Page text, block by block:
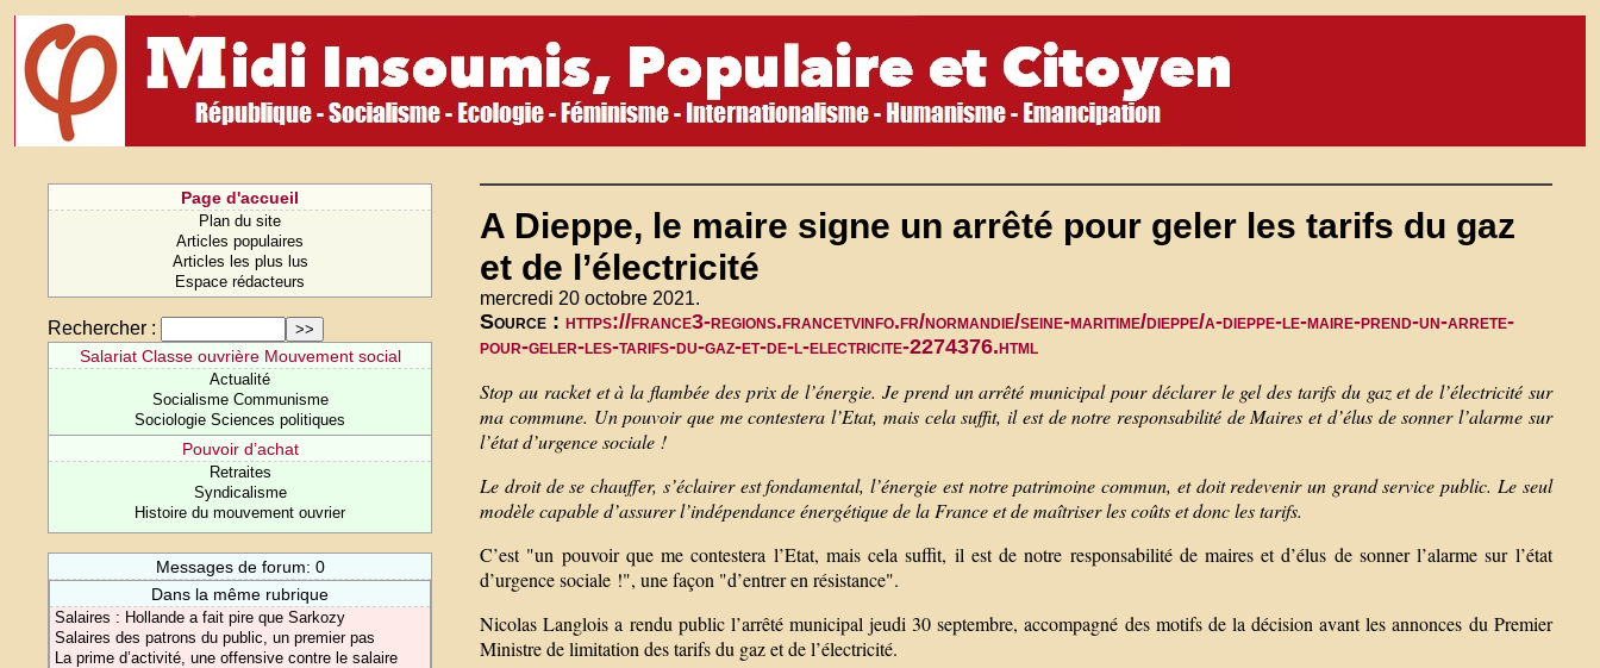
Page d'accueil
Plan du site
Articles populaires
Articles les plus lus
Espace rédacteurs
Rechercher :
Salariat Classe ouvrière Mouvement social
Actualité
Socialisme Communisme
Sociologie Sciences politiques
Pouvoir d’achat
Retraites
Syndicalisme
Histoire du mouvement ouvrier
Messages de forum: 0
Dans la même rubrique
Salaires : Hollande a fait pire que Sarkozy
Salaires des patrons du public, un premier pas
La prime d’activité, une offensive contre le salaire
A Dieppe, le maire signe un arrêté pour geler les tarifs du gaz
et de l’électricité
mercredi 20 octobre 2021.
Source :https://france3-regions.francetvinfo.fr/normandie/seine-maritime/dieppe/a-dieppe-le-maire-prend-un-arrete-
pour-geler-les-tarifs-du-gaz-et-de-l-electricite-2274376.html
Stop au racket et à la flambée des prix de l’énergie. Je prend un arrêté municipal pour déclarer le gel des tarifs du gaz et de l’électricité sur
ma commune. Un pouvoir que me contestera l’Etat, mais cela suffit, il est de notre responsabilité de Maires et d’élus de sonner l’alarme sur
l’état d’urgence sociale !
Le droit de se chauffer, s’éclairer est fondamental, l’énergie est notre patrimoine commun, et doit redevenir un grand service public. Le seul
modèle capable d’assurer l’indépendance énergétique de la France et de maîtriser les coûts et donc les tarifs.
C’est "un pouvoir que me contestera l’Etat, mais cela suffit, il est de notre responsabilité de maires et d’élus de sonner l’alarme sur l’état
d’urgence sociale !", une façon "d’entrer en résistance".
Nicolas Langlois a rendu public l’arrêté municipal jeudi 30 septembre, accompagné des motifs de la décision avant les annonces du Premier
Ministre de limitation des tarifs du gaz et de l’électricité.